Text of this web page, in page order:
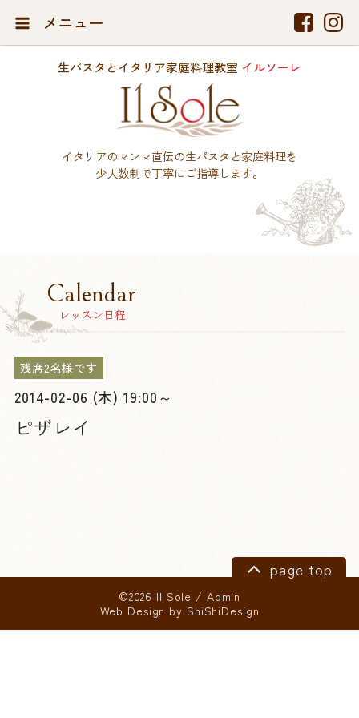
メニュー
生パスタとイタリア家庭料理教室 イルソーレ
イタリアのマンマ直伝の生パスタと家庭料理を
少人数制で丁寧にご指導します。
Calendar
レッスン日程
残席2名様です
2014-02-06 (木) 19:00～
ピザレイ
page top
©2026 Il Sole / Admin
Web Design by ShiShiDesign